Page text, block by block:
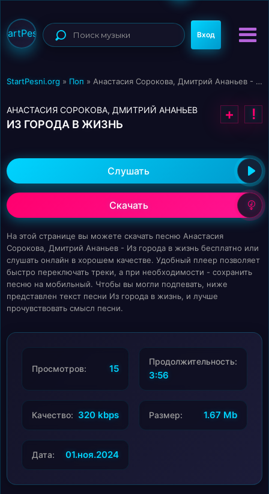
Вход
StartPesni.org » Поп » Анастасия Сорокова, Дмитрий Ананьев - Из города в жизнь
АНАСТАСИЯ СОРОКОВА, ДМИТРИЙ АНАНЬЕВ
ИЗ ГОРОДА В ЖИЗНЬ
+ !
Слушать
Скачать
На этой странице вы можете скачать песню Анастасия
Сорокова, Дмитрий Ананьев - Из города в жизнь бесплатно или
слушать онлайн в хорошем качестве. Удобный плеер позволяет
быстро переключать треки, а при необходимости - сохранить
песню на мобильный. Чтобы вы могли подпевать, ниже
представлен текст песни Из города в жизнь, и лучше
прочувствовать смысл песни.
Просмотров: 15
Продолжительность:
3:56
Качество: 320 kbps Размер: 1.67 Mb
Дата: 01.ноя.2024